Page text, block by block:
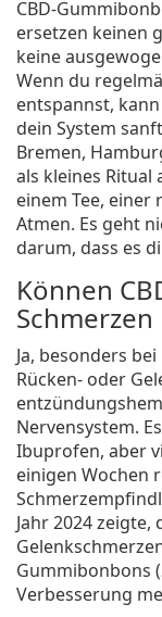
CBD-
ersetzen keinen
keine
Wenn du
entspannst,
dein System
Bremen,
als kleines Ritual
einem Tee,
Atmen. Es geht
darum, dass es
Können
Schmerzen
Ja, besonders
Rücken- oder
Nervensystem.
Ibuprofen, aber
einigen Wochen
Jahr 2024 zeigte,
Gummibonbons
Verbesserung